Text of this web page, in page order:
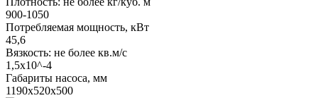
900-1050
Потребляемая мощность, кВт
45,6
Вязкость: не более кв.м/с
1,5х10^-4
Габариты насоса, мм
1190х520х500